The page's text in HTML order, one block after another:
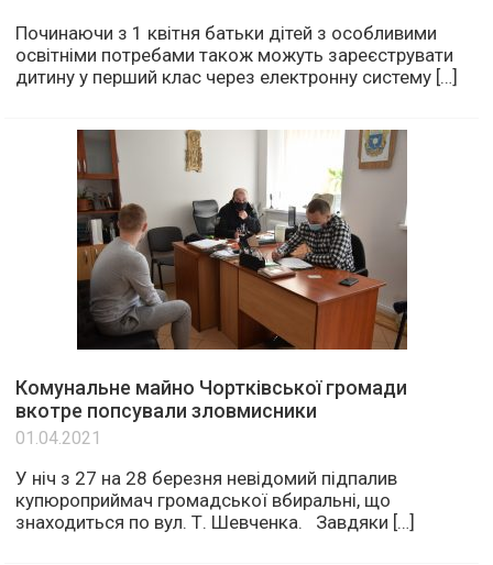
Починаючи з 1 квітня батьки дітей з особливими
освітніми потребами також можуть зареєструвати
дитину у перший клас через електронну систему […]
Комунальне майно Чортківської громади
вкотре попсували зловмисники
01.04.2021
У ніч з 27 на 28 березня невідомий підпалив
купюроприймач громадської вбиральні, що
знаходиться по вул. Т. Шевченка. Завдяки […]